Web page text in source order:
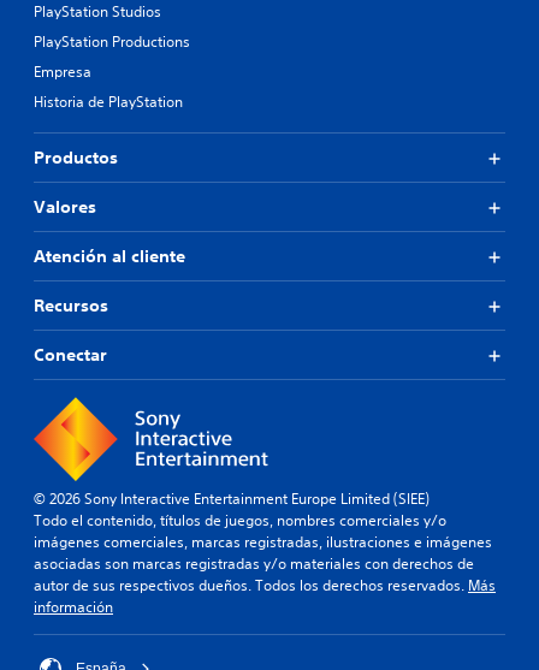
PlayStation Studios
PlayStation Productions
Empresa
Historia de PlayStation
Productos
Valores
Atención al cliente
Recursos
Conectar
© 2026 Sony Interactive Entertainment Europe Limited (SIEE)
Todo el contenido, títulos de juegos, nombres comerciales y/o
imágenes comerciales, marcas registradas, ilustraciones e imágenes
asociadas son marcas registradas y/o materiales con derechos de
autor de sus respectivos dueños. Todos los derechos reservados. Más
información